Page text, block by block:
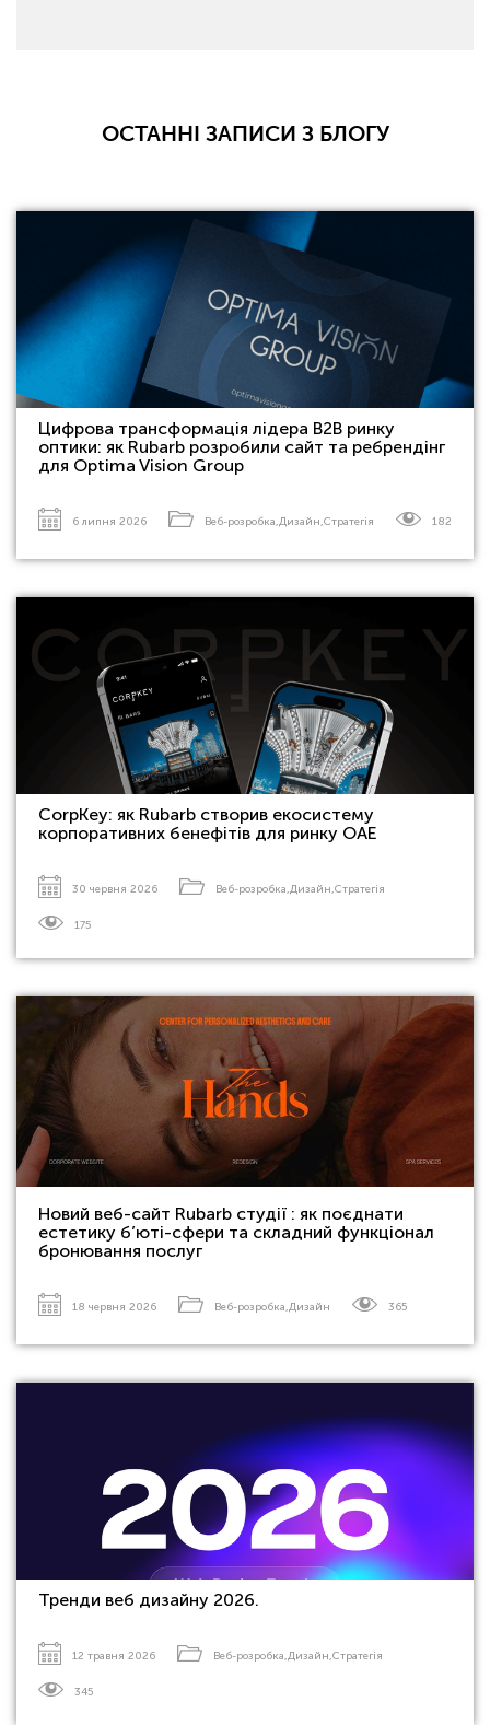
ОСТАННІ ЗАПИСИ З БЛОГУ
Цифрова трансформація лідера B2B ринку
оптики: як Rubarb розробили сайт та ребрендінг
для Optima Vision Group
6 липня 2026 Веб-розробка,Дизайн,Стратегія 182
CorpKey: як Rubarb створив екосистему
корпоративних бенефітів для ринку ОАЕ
30 червня 2026 Веб-розробка,Дизайн,Стратегія
175
Новий веб-сайт Rubarb студії : як поєднати
естетику б’юті-сфери та складний функціонал
бронювання послуг
18 червня 2026 Веб-розробка,Дизайн 365
Тренди веб дизайну 2026.
12 травня 2026 Веб-розробка,Дизайн,Стратегія
345